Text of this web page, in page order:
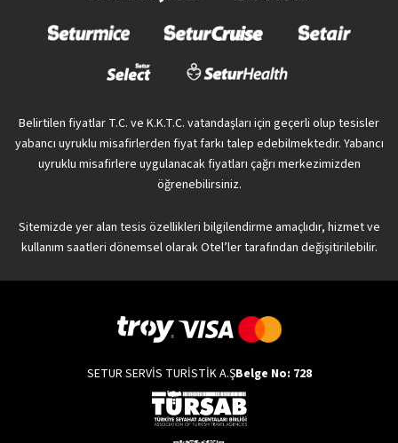
Belirtilen fiyatlar T.C. ve K.K.T.C. vatandaşları için geçerli olup tesisler
yabancı uyruklu misafirlerden fiyat farkı talep edebilmektedir. Yabancı
uyruklu misafirlere uygulanacak fiyatları çağrı merkezimizden
öğrenebilirsiniz.
Sitemizde yer alan tesis özellikleri bilgilendirme amaçlıdır, hizmet ve
kullanım saatleri dönemsel olarak Otel’ler tarafından değişitirilebilir.
SETUR SERVİS TURİSTİK A.ŞBelge No: 728